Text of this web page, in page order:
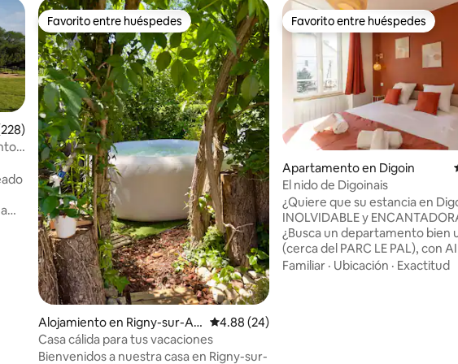
promedio: 4.96 de 5, 228 reseñas
Favorito entre huéspedes
Favorito entre huéspedes
Alojamiento en Rigny-sur-Arr
oux
Calificación promedio: 4.88 de 5, 24 reseñas
4.88 (24)
Casa cálida para tus vacaciones
Bienvenidos a nuestra casa en Rigny-sur-
Favorito entre huéspedes
Favorito entre huéspedes
Apartamento en Digoin
El nido de Digoinais
¿Quiere que su estancia en
INOLVIDABLE y
¿Busca un departamento bien
(cerca del PARC LE PAL), con
ACONDICIONADO y de calidad?
Familiar · Ubicación · Exactitud